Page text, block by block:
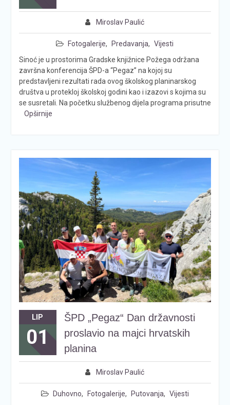
Miroslav Paulić
Fotogalerije, Predavanja, Vijesti
Sinoć je u prostorima Gradske knjižnice Požega održana
završna konferencija ŠPD-a “Pegaz” na kojoj su
predstavljeni rezultati rada ovog školskog planinarskog
društva u protekloj školskoj godini kao i izazovi s kojima su
se susretali. Na početku službenog dijela programa prisutne
Opširnije
LIP
01
ŠPD „Pegaz“ Dan državnosti
proslavio na majci hrvatskih
planina
Miroslav Paulić
Duhovno, Fotogalerije, Putovanja, Vijesti